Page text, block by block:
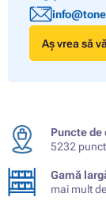
Aș vrea să
Puncte
5232
Gamă
mai mult